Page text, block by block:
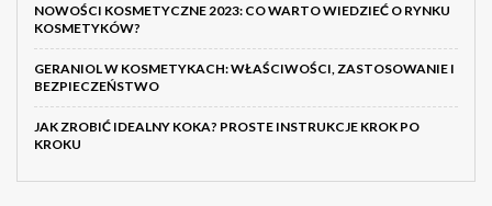
NOWOŚCI KOSMETYCZNE 2023: CO WARTO WIEDZIEĆ O RYNKU
KOSMETYKÓW?
GERANIOL W KOSMETYKACH: WŁAŚCIWOŚCI, ZASTOSOWANIE I
BEZPIECZEŃSTWO
JAK ZROBIĆ IDEALNY KOKA? PROSTE INSTRUKCJE KROK PO
KROKU